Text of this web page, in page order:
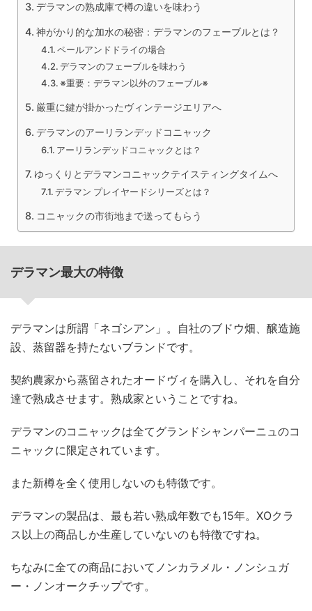
デラマンの熟成庫で樽の違いを味わう
神がかり的な加水の秘密：デラマンのフェーブルとは？
ペールアンドドライの場合
デラマンのフェーブルを味わう
※重要：デラマン以外のフェーブル※
厳重に鍵が掛かったヴィンテージエリアへ
デラマンのアーリランデッドコニャック
アーリランデッドコニャックとは？
ゆっくりとデラマンコニャックテイスティングタイムへ
デラマン プレイヤードシリーズとは？
コニャックの市街地まで送ってもらう
デラマン最大の特徴
デラマンは所謂「ネゴシアン」。自社のブドウ畑、醸造施
設、蒸留器を持たないブランドです。
契約農家から蒸留されたオードヴィを購入し、それを自分
達で熟成させます。熟成家ということですね。
デラマンのコニャックは全てグランドシャンパーニュのコ
ニャックに限定されています。
また新樽を全く使用しないのも特徴です。
デラマンの製品は、最も若い熟成年数でも15年。XOクラ
ス以上の商品しか生産していないのも特徴ですね。
ちなみに全ての商品においてノンカラメル・ノンシュガ
ー・ノンオークチップです。